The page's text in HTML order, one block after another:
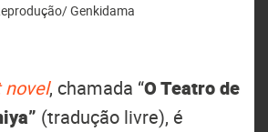
Genkidama
novel, chamada “O Teatro de
(tradução livre), é